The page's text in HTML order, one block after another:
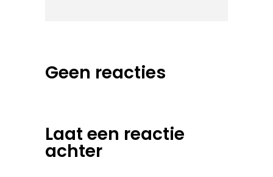
Geen reacties
Laat een reactie
achter